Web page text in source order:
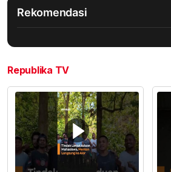
Rekomendasi
Republika TV